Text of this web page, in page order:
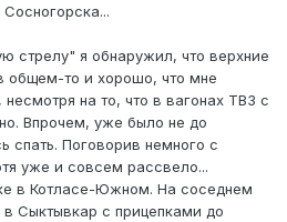
стрелу" я обнаружил, что верхние
общем-то и хорошо, что мне
на то, что в вагонах ТВЗ с
Впрочем, уже было не до
спать. Поговорив немного с
уже и совсем рассвело...
в Котласе-Южном. На соседнем
в Сыктывкар с прицепками до